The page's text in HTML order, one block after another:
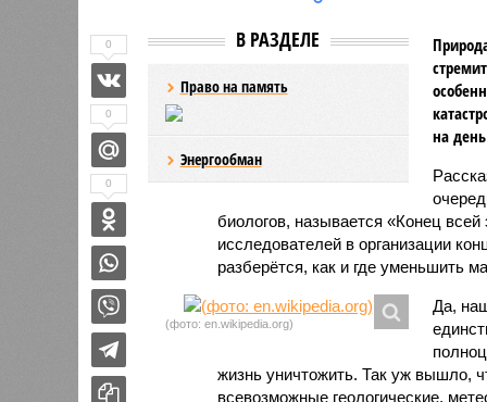
В РАЗДЕЛЕ
Право на память
Энергообман
на
биологов, называется «Конец
исследователей в организации
разберётся, как и где уменьшить
(фото: en.wikipedia.org)
Да,
жизнь уничтожить. Так уж вышло,
всевозможные геологические,
0
0
0